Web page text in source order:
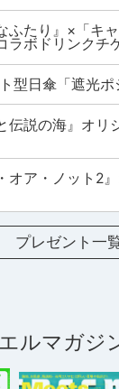
ふたり』×「キ
ラボドリンクチ
型日傘「遮光
伝説の海』オリ
オア・ノット2
プレゼント一
エルマガジ